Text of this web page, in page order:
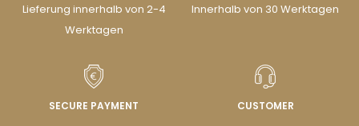
Lieferung innerhalb von 2-4
Werktagen
Innerhalb von 30 Werktagen
SECURE PAYMENT CUSTOMER